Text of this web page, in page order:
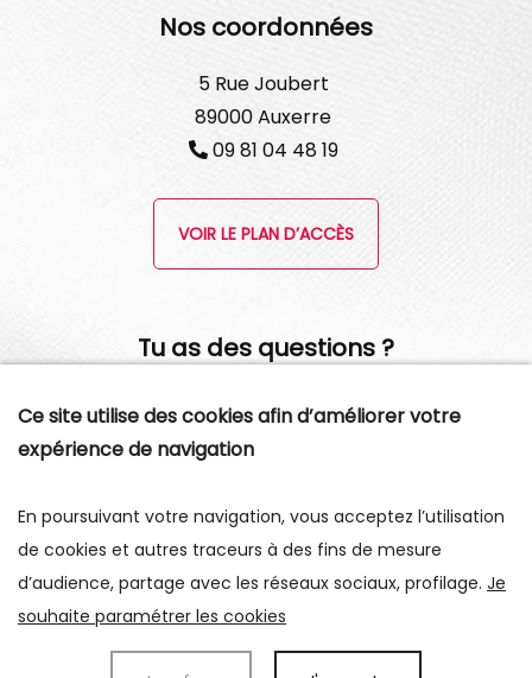
Nos coordonnées
5 Rue Joubert
89000 Auxerre
09 81 04 48 19
VOIR LE PLAN D’ACCÈS
Tu as des questions ?
Je serai ravie de pouvoir t'apporter mon aide !
Données personnelles Mentions légales
Ce site utilise des cookies afin d’améliorer votre
expérience de navigation
En poursuivant votre navigation, vous acceptez l’utilisation
de cookies et autres traceurs à des fins de mesure
d’audience, partage avec les réseaux sociaux, profilage. Je
souhaite paramétrer les cookies